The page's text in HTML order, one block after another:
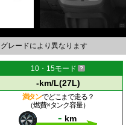
レードにより異なります
10・15モード
-km/L(27L)
満タンでどこまで走る？
（燃費×タンク容量）
- km